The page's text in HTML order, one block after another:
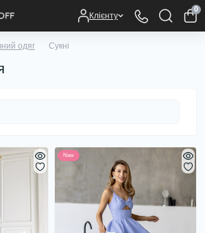
Клієнту
0
одяг Сукні
New